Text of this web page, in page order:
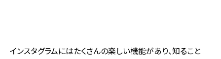
インスタグラムにはたくさんの楽しい機能があり、知ること